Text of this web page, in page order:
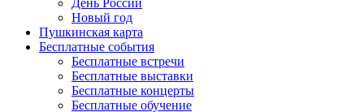
День России
Новый год
Пушкинская карта
Бесплатные события
Бесплатные встречи
Бесплатные выставки
Бесплатные концерты
Бесплатные обучение